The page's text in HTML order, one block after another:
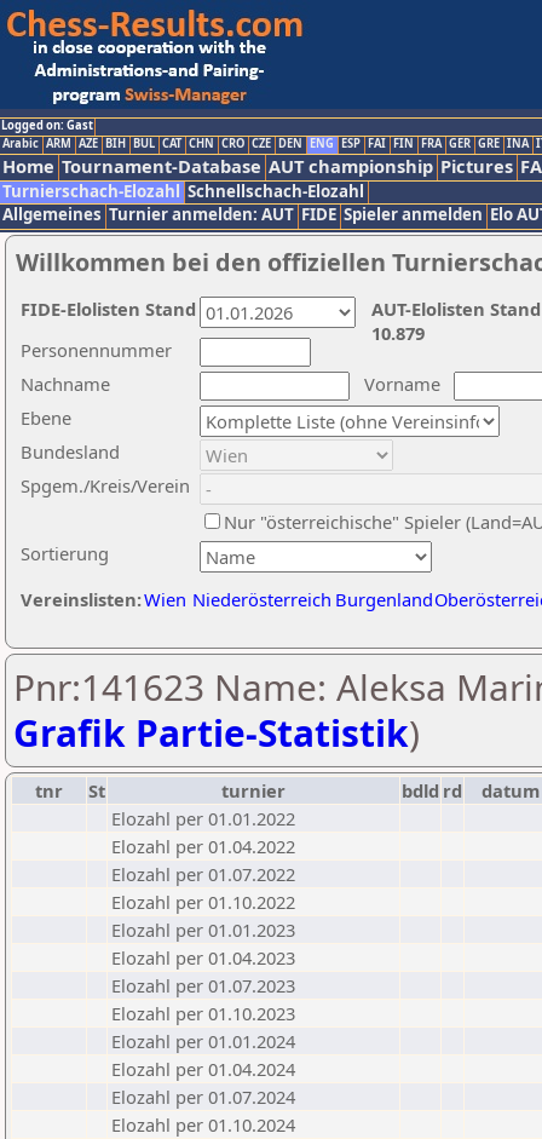
Logged on: Gast
Arabic ARM AZE BIH BUL CAT CHN CRO CZE DEN ENG ESP FAI FIN FRA GER GRE INA
Home Tournament-Database AUT championship Pictures
Turnierschach-Elozahl Schnellschach-Elozahl
Allgemeines Turnier anmelden: AUT FIDE Spieler anmelden Elo
Willkommen bei den offiziellen
Nachname
Vorname
Ebene
Sortierung
Personennummer
Bundesland
Spgem./Kreis/Verein
Nur "österreichische" Spieler
Vereinslisten:Wien Niederösterreich Burgenland
AUT-Elolisten
10.879
FIDE-Elolisten Stand
Pnr:141623 Name: Aleksa
Grafik Partie-Statistik)
tnr St turnier bdld rd
datum
Elozahl per 01.01.2022
Elozahl per 01.04.2022
Elozahl per 01.07.2022
Elozahl per 01.10.2022
Elozahl per 01.01.2023
Elozahl per 01.04.2023
Elozahl per 01.07.2023
Elozahl per 01.10.2023
Elozahl per 01.01.2024
Elozahl per 01.04.2024
Elozahl per 01.07.2024
Elozahl per 01.10.2024